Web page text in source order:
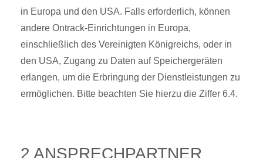
in Europa und den USA. Falls erforderlich, können
andere Ontrack-Einrichtungen in Europa,
einschließlich des Vereinigten Königreichs, oder in
den USA, Zugang zu Daten auf Speichergeräten
erlangen, um die Erbringung der Dienstleistungen zu
ermöglichen. Bitte beachten Sie hierzu die Ziffer 6.4.
2 ANSPRECHPARTNER